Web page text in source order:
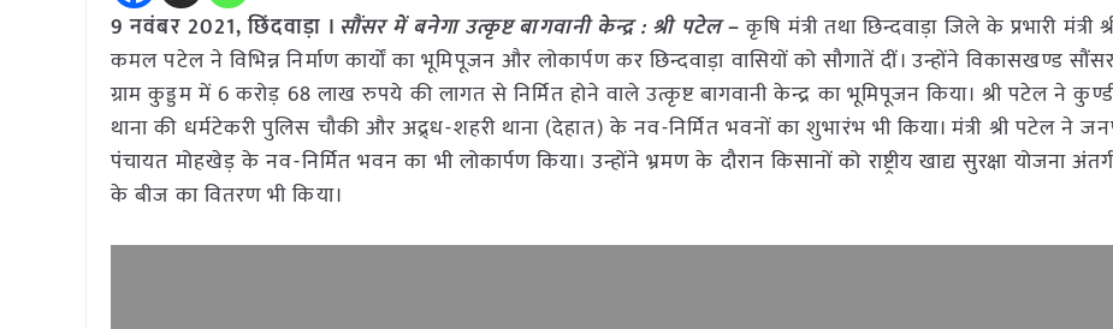
9 नवंबर 2021, छिंदवाड़ा । सौंसर में बनेगा उत्कृष्ट बागवानी केन्द्र : श्री पटेल–कृषि मंत्री तथा छिन्दवाड़ा जिले के प्रभारी मंत्री
कमल पटेल ने विभिन्न निर्माण कार्यों का भूमिपूजन और लोकार्पण कर छिन्दवाड़ा वासियों को सौगातें दीं। उन्होंने विकासखण्ड
ग्राम कुड्डम में 6 करोड़ 68 लाख रुपये की लागत से निर्मित होने वाले उत्कृष्ट बागवानी केन्द्र का भूमिपूजन किया। श्री पटेल ने
थाना की धर्मटेकरी पुलिस चौकी और अद्र्ध-शहरी थाना (देहात) के नव-निर्मित भवनों का शुभारंभ भी किया। मंत्री श्री पटेल ने
पंचायत मोहखेड़ के नव-निर्मित भवन का भी लोकार्पण किया। उन्होंने भ्रमण के दौरान किसानों को राष्ट्रीय खाद्य सुरक्षा योजना
के बीज का वितरण भी किया।